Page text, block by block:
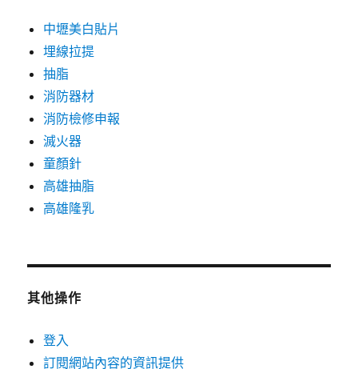
中壢美白貼片
埋線拉提
抽脂
消防器材
消防檢修申報
滅火器
童顏針
高雄抽脂
高雄隆乳
其他操作
登入
訂閱網站內容的資訊提供